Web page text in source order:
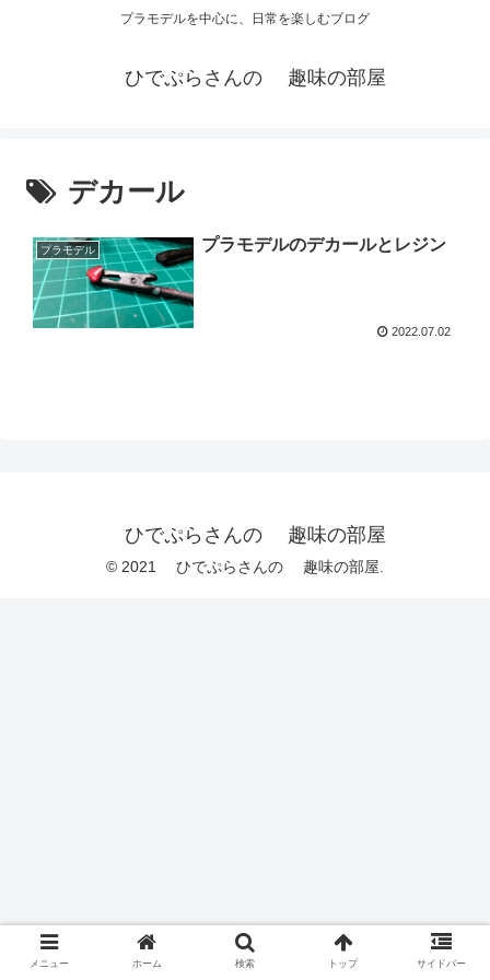
プラモデルを中心に、日常を楽しむブログ
ひでぷらさんの 趣味の部屋
デカール
プラモデル プラモデルのデカールとレジン
2022.07.02
ひでぷらさんの 趣味の部屋
© 2021 ひでぷらさんの 趣味の部屋.
メニュー ホーム 検索 トップ サイドバー